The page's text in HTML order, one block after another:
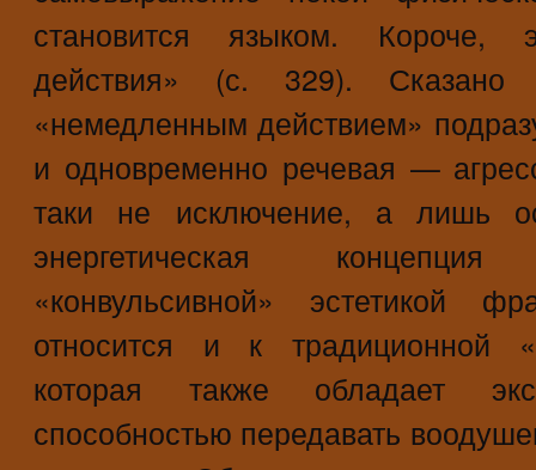
становится языком. Короче,
действия» (с. 329).
«немедленным действием»
и одновременно речевая —
таки не исключение, а лишь
энергетическая
«конвульсивной» эстетикой
относится и к традиционной
которая также обладает
способностью передавать